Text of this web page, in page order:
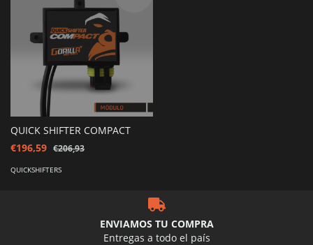
QUICK SHIFTER COMPACT
€196,59 €206,93
QUICKSHIFTERS
ENVIAMOS TU COMPRA
Entregas a todo el país